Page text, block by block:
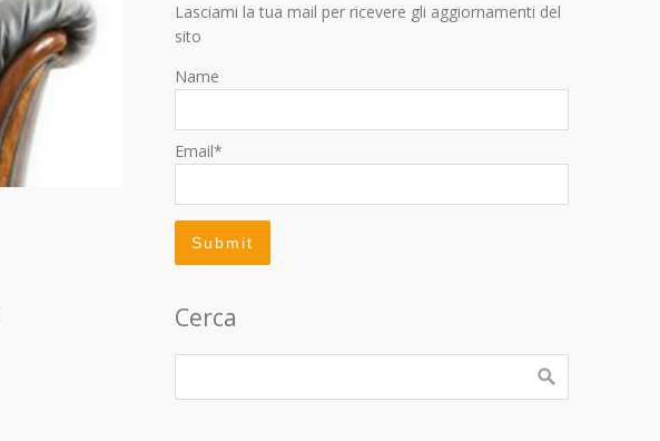
Lasciami la tua mail per ricevere gli aggiornamenti del
sito
Name
Email*
Cerca